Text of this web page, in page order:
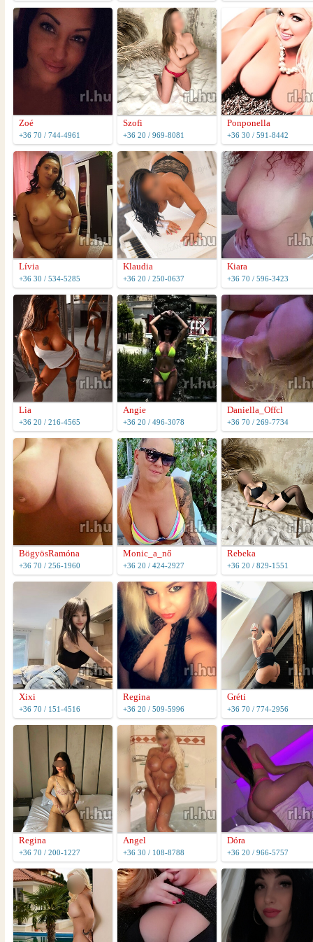
Zoé
+36 70 / 744-4961
Szofi
+36 20 / 969-8081
Ponponella
+36 30 / 591-8442
Lívia
+36 30 / 534-5285
Klaudia
+36 20 / 250-0637
Kiara
+36 70 / 596-3423
Lia
+36 20 / 216-4565
Angie
+36 20 / 496-3078
Daniella_Offcl
+36 70 / 269-7734
BögyösRamóna
+36 70 / 256-1960
Monic_a_nő
+36 20 / 424-2927
Rebeka
+36 20 / 829-1551
Xixi
+36 70 / 151-4516
Regina
+36 20 / 509-5996
Gréti
+36 70 / 774-2956
Regina
+36 70 / 200-1227
Angel
+36 30 / 108-8788
Dóra
+36 20 / 966-5757